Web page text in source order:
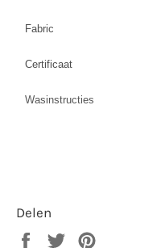
Fabric
Certificaat
Wasinstructies
Delen
Delen
Twitteren